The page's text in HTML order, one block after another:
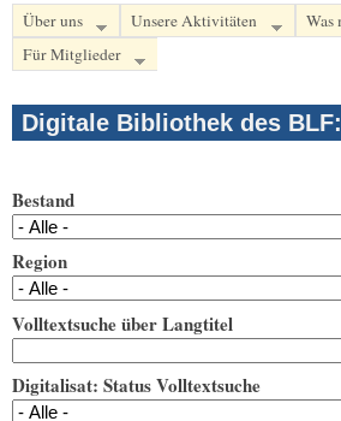
Über uns Unsere Aktivitäten
Was
Für Mitglieder
Digitale Bibliothek des
Bestand
Region
Volltextsuche über Langtitel
Digitalisat: Status Volltextsuche